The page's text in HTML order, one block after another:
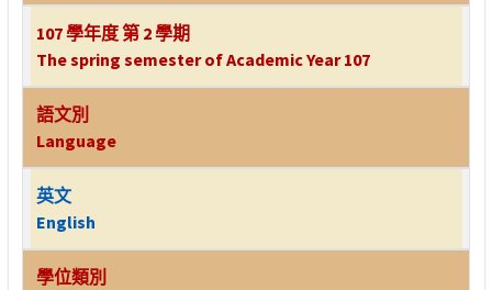
107 學年度 第 2 學期
The spring semester of Academic Year 107
語文別
Language
英文
English
學位類別